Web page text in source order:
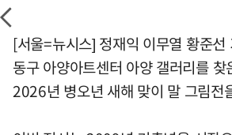
[서울=뉴시스] 정재익 이무열 황준
동구 아양아트센터 아양 갤러리를 찾
2026년 병오년 새해 맞이 말 그림전